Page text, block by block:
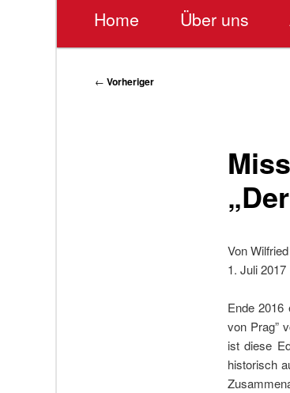
Home Über uns
Beitragsnavigation
← Vorheriger
Von
1. Juli 2017
Ende 2016
von Prag”
ist diese
historisch